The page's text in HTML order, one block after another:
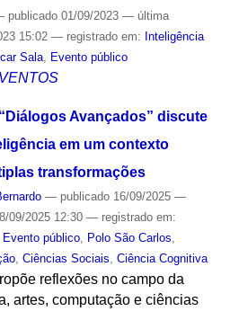
publicado01/09/2023 — última
15:02 — registrado em: Inteligência
Sala, Evento público
Avançados” discute
em um contexto
transformações
— publicado16/09/2025 —
09/2025 12:30 — registrado em:
Evento público, Polo São Carlos
, Ciências Sociais Ciência Cognitiva
reflexões no campo da
artes, computação e ciências